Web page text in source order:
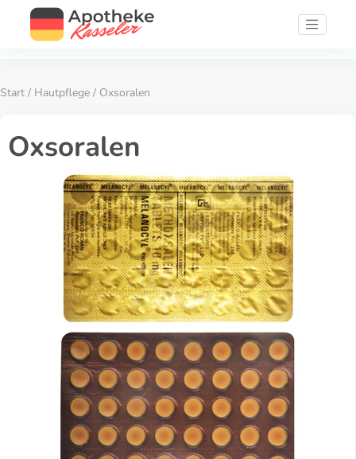
Start / Hautpflege / Oxsoralen
Oxsoralen